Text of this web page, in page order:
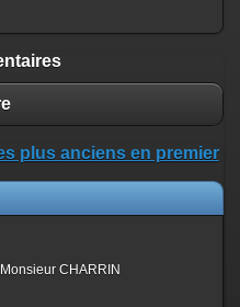
plus anciens en premier
CHARRIN